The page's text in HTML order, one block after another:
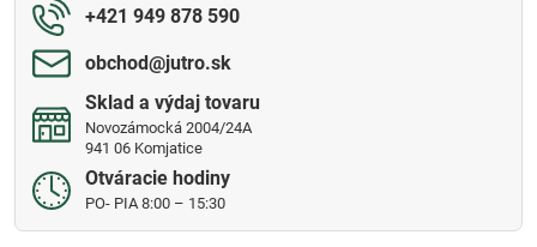
+421 949 878 590
obchod​@jutro​.sk
Sklad a výdaj tovaru
Novozámocká 2004/24A
941 06 Komjatice
Otváracie hodiny
PO- PIA 8:00 – 15:30